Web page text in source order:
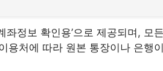
좌정보 확인용’으로 제공되며, 모
용처에 따라 원본 통장이나 은행